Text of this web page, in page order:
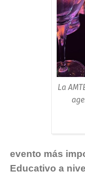
La
evento más
Educativo a